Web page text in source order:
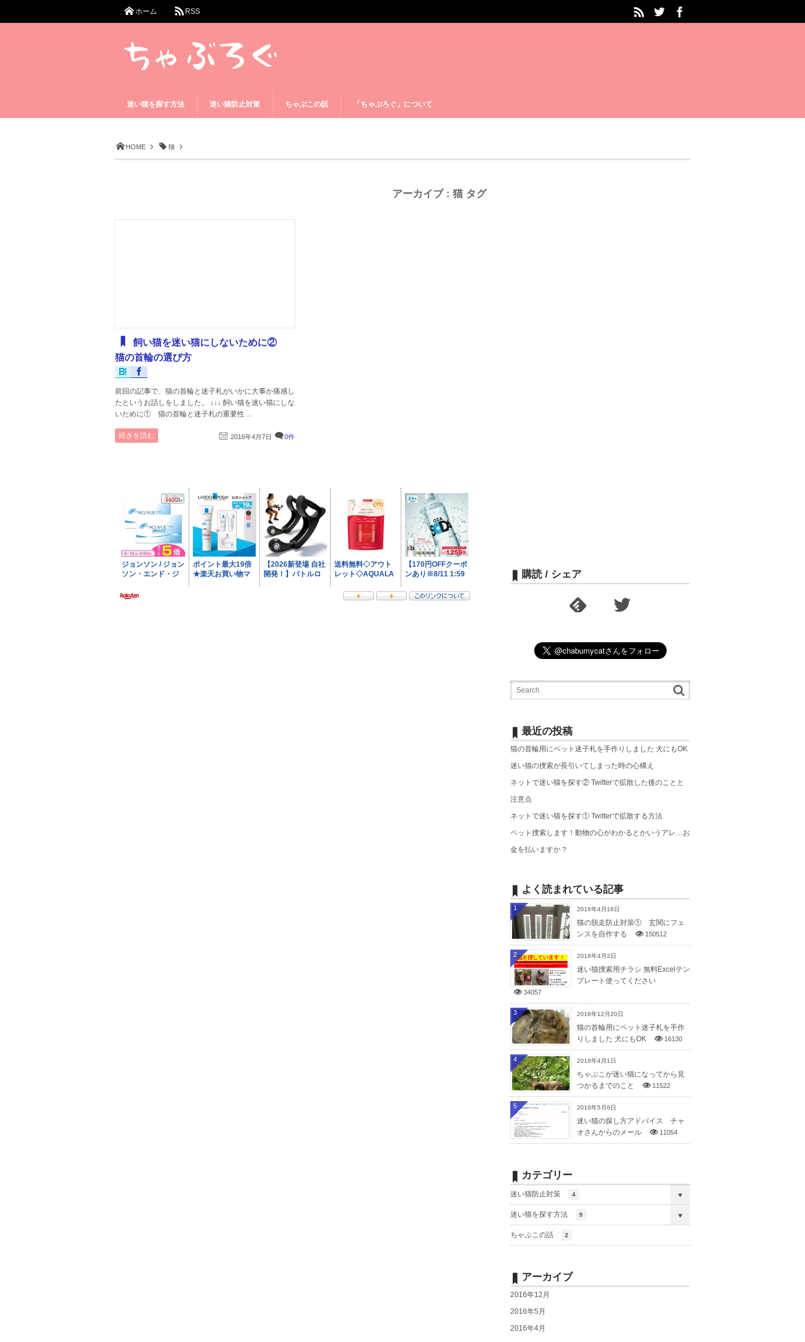
HOME 猫
アーカイブ : 猫 タグ
飼い猫を迷い猫にしないために②
猫の首輪の選び方
前回の記事で、猫の首輪と迷子札がいかに大事か痛感し
たというお話しをしました。 ↓↓↓ 飼い猫を迷い猫にしな
いために① 猫の首輪と迷子札の重要性 ...
続きを読む 2016年4月7日 0件
購読 / シェア
最近の投稿
猫の首輪用にペット迷子札を手作りしました 犬にもOK
迷い猫の捜索が長引いてしまった時の心構え
ネットで迷い猫を探す② Twitterで拡散した後のことと
注意点
ネットで迷い猫を探す① Twitterで拡散する方法
ペット捜索します！動物の心がわかるとかいうアレ…お
金を払いますか？
よく読まれている記事
2016年4月16日
猫の脱走防止対策① 玄関にフェ
ンスを自作する
150512
1
2016年4月2日
迷い猫捜索用チラシ 無料Excelテン
プレート使ってください
34057
2
2016年12月20日
猫の首輪用にペット迷子札を手作
りしました 犬にもOK
16130
3
2016年4月1日
ちゃぶこが迷い猫になってから見
つかるまでのこと
11522
4
2016年5月6日
迷い猫の探し方アドバイス チャ
オさんからのメール
11054
5
カテゴリー
迷い猫防止対策 4
迷い猫を探す方法 9
ちゃぶこの話 2
アーカイブ
2016年12月
2016年5月
2016年4月
ホーム RSS
迷い猫を探す方法 迷い猫防止対策 ちゃぶこの話 「ちゃぶろぐ」について